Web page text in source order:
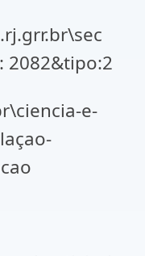
2082&tipo:2
e-